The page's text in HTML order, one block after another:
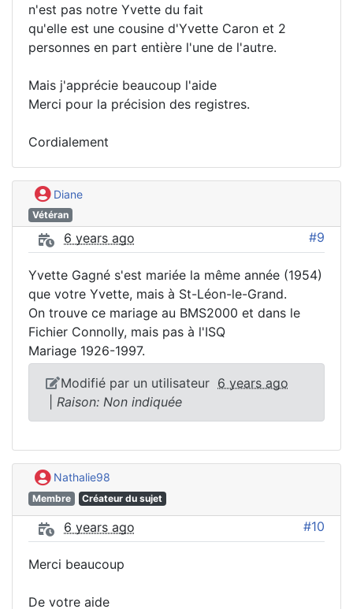
n'est pas notre Yvette du fait
qu'elle est une cousine d'Yvette Caron et 2
personnes en part entière l'une de l'autre.
Mais j'apprécie beaucoup l'aide
Merci pour la précision des registres.
Cordialement
Diane
Vétéran
6 years ago #9
Yvette Gagné s'est mariée la même année (1954)
que votre Yvette, mais à St-Léon-le-Grand.
On trouve ce mariage au BMS2000 et dans le
Fichier Connolly, mais pas à l'ISQ
Mariage 1926-1997.
Modifié par un utilisateur 6 years ago
Raison: Non indiquée
Nathalie98
Membre Créateur du sujet
6 years ago #10
Merci beaucoup
De votre aide